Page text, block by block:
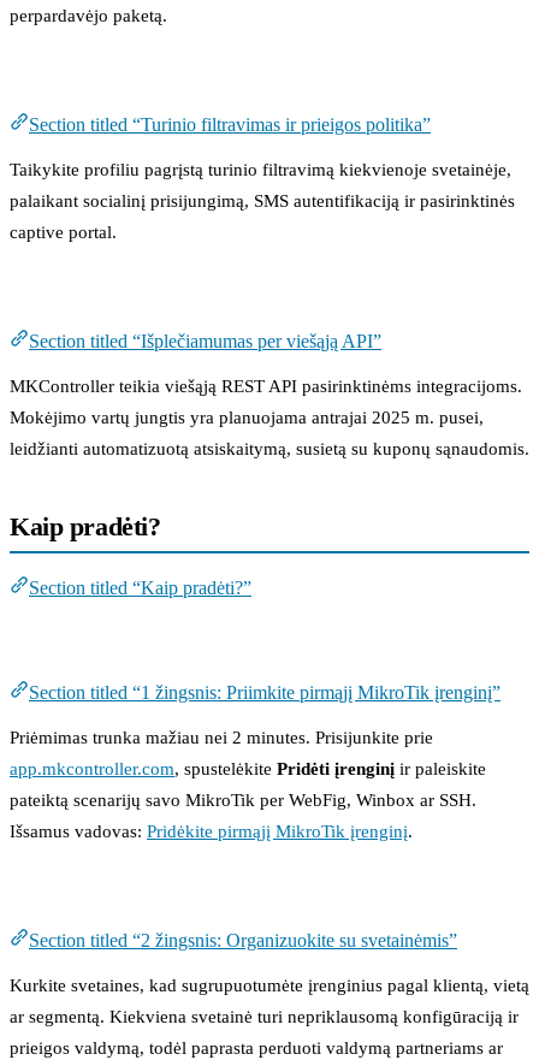
perpardavėjo paketą.
Section titled “Turinio filtravimas ir prieigos politika”
Taikykite profiliu pagrįstą turinio filtravimą kiekvienoje svetainėje,
palaikant socialinį prisijungimą, SMS autentifikaciją ir pasirinktinės
captive portal.
Section titled “Išplečiamumas per viešąją API”
MKController teikia viešąją REST API pasirinktinėms integracijoms.
Mokėjimo vartų jungtis yra planuojama antrajai 2025 m. pusei,
leidžianti automatizuotą atsiskaitymą, susietą su kuponų sąnaudomis.
Kaip pradėti?
Section titled “Kaip pradėti?”
Section titled “1 žingsnis: Priimkite pirmąjį MikroTik įrenginį”
Priėmimas trunka mažiau nei 2 minutes. Prisijunkite prie
app.mkcontroller.com, spustelėkite Pridėti įrenginį ir paleiskite
pateiktą scenarijų savo MikroTik per WebFig, Winbox ar SSH.
Išsamus vadovas: Pridėkite pirmąjį MikroTik įrenginį.
Section titled “2 žingsnis: Organizuokite su svetainėmis”
Kurkite svetaines, kad sugrupuotumėte įrenginius pagal klientą, vietą
ar segmentą. Kiekviena svetainė turi nepriklausomą konfigūraciją ir
prieigos valdymą, todėl paprasta perduoti valdymą partneriams ar